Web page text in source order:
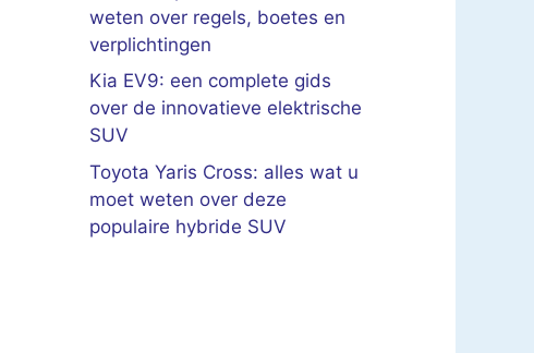
weten over regels, boetes en
verplichtingen
Kia EV9: een complete gids
over de innovatieve elektrische
SUV
Toyota Yaris Cross: alles wat u
moet weten over deze
populaire hybride SUV